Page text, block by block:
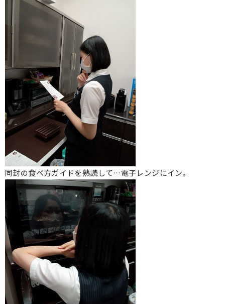
同封の食べ方ガイドを熟読して…電子レンジにイン。